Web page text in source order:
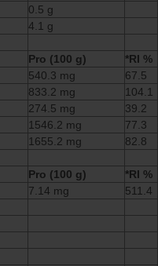
0.5 g
4.1 g
Pro (100 g) *RI %
540.3 mg 67.5
833.2 mg 104.1
274.5 mg 39.2
1546.2 mg 77.3
1655.2 mg 82.8
Pro (100 g) *RI %
7.14 mg 511.4